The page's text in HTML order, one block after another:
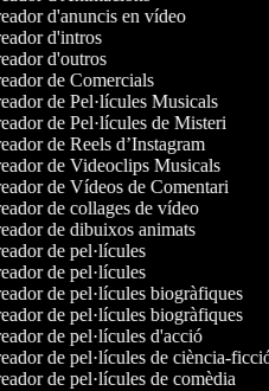
d'anuncis en vídeo
d'intros
d'outros
de Comercials
de Pel·lícules Musicals
de Pel·lícules de Misteri
de Reels d’Instagram
de Videoclips Musicals
de Vídeos de Comentari
de collages de vídeo
de dibuixos animats
de pel·lícules
de pel·lícules
de pel·lícules biogràfiques
de pel·lícules biogràfiques
de pel·lícules d'acció
de pel·lícules de ciència-ficció
de pel·lícules de comèdia